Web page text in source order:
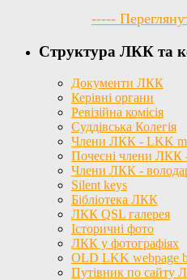
-----
Структура ЛКК та
Документи ЛКК
Керівні органи
Ревізійна комісія
Суддівська Колегія
Члени ЛКК - LKK
Почесні члени ЛКК
Члени ЛКК -
Silent keys
Бібліотека ЛКК
ЛКК QSL галерея
Історичні фото
ЛКК у фотографіях
OLD LKK webpage
Путівник по сайту